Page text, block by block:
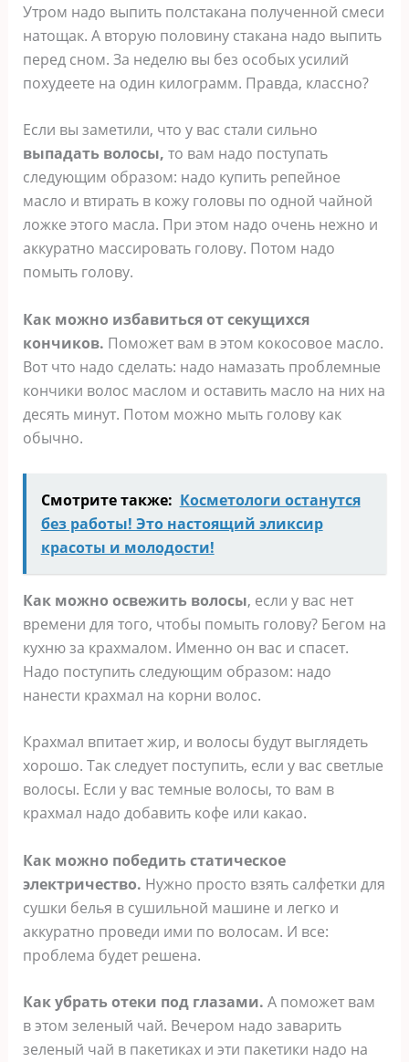
Утром надо выпить полстакана полученной смеси
натощак. А вторую половину стакана надо выпить
перед сном. За неделю вы без особых усилий
похудеете на один килограмм. Правда, классно?
Если вы заметили, что у вас стали сильно
выпадать волосы, то вам надо поступать
следующим образом: надо купить репейное
масло и втирать в кожу головы по одной чайной
ложке этого масла. При этом надо очень нежно и
аккуратно массировать голову. Потом надо
помыть голову.
Как можно избавиться от секущихся
кончиков. Поможет вам в этом кокосовое масло.
Вот что надо сделать: надо намазать проблемные
кончики волос маслом и оставить масло на них на
десять минут. Потом можно мыть голову как
обычно.
Смотрите также: Косметологи останутся
без работы! Это настоящий эликсир
красоты и молодости!
Как можно освежить волосы, если у вас нет
времени для того, чтобы помыть голову? Бегом на
кухню за крахмалом. Именно он вас и спасет.
Надо поступить следующим образом: надо
нанести крахмал на корни волос.
Крахмал впитает жир, и волосы будут выглядеть
хорошо. Так следует поступить, если у вас светлые
волосы. Если у вас темные волосы, то вам в
крахмал надо добавить кофе или какао.
Как можно победить статическое
электричество. Нужно просто взять салфетки для
сушки белья в сушильной машине и легко и
аккуратно проведи ими по волосам. И все:
проблема будет решена.
Как убрать отеки под глазами. А поможет вам
в этом зеленый чай. Вечером надо заварить
зеленый чай в пакетиках и эти пакетики надо на